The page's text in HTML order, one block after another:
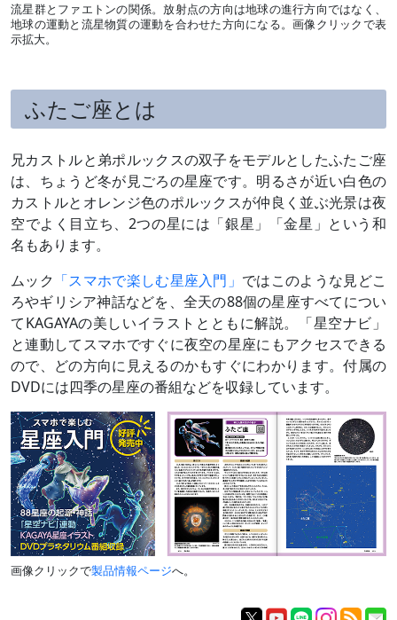
流星群とファエトンの関係。放射点の方向は地球の進行方向ではなく、
地球の運動と流星物質の運動を合わせた方向になる。画像クリックで表
示拡大。
ふたご座とは
兄カストルと弟ポルックスの双子をモデルとしたふたご座
は、ちょうど冬が見ごろの星座です。明るさが近い白色の
カストルとオレンジ色のポルックスが仲良く並ぶ光景は夜
空でよく目立ち、2つの星には「銀星」「金星」という和
名もあります。
ムック 「スマホで楽しむ星座入門」 ではこのような見どこ
ろやギリシア神話などを、全天の88個の星座すべてについ
てKAGAYAの美しいイラストとともに解説。「星空ナビ」
と連動してスマホですぐに夜空の星座にもアクセスできる
ので、どの方向に見えるのかもすぐにわかります。付属の
DVDには四季の星座の番組などを収録しています。
画像クリックで製品情報ページへ。